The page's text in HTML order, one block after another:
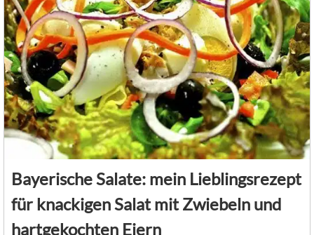
Bayerische Salate: mein Lieblingsrezept
für knackigen Salat mit Zwiebeln und
hartgekochten Eiern